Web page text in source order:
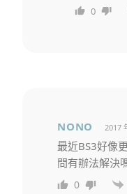
0
NONO 2017
最近BS3好像
問有辦法解決
0